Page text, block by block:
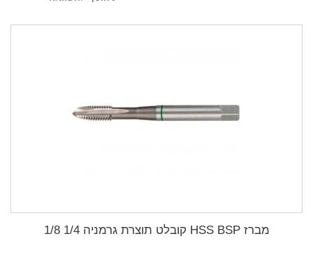
מברז HSS BSP קובלט תוצרת גרמניה 1/4 1/8